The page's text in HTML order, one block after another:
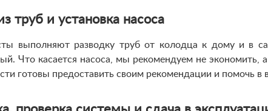
и установка насоса
выполняют разводку труб от колодца к дому и в
Что касается насоса, мы рекомендуем не экономить,
готовы предоставить своим рекомендации и помочь в